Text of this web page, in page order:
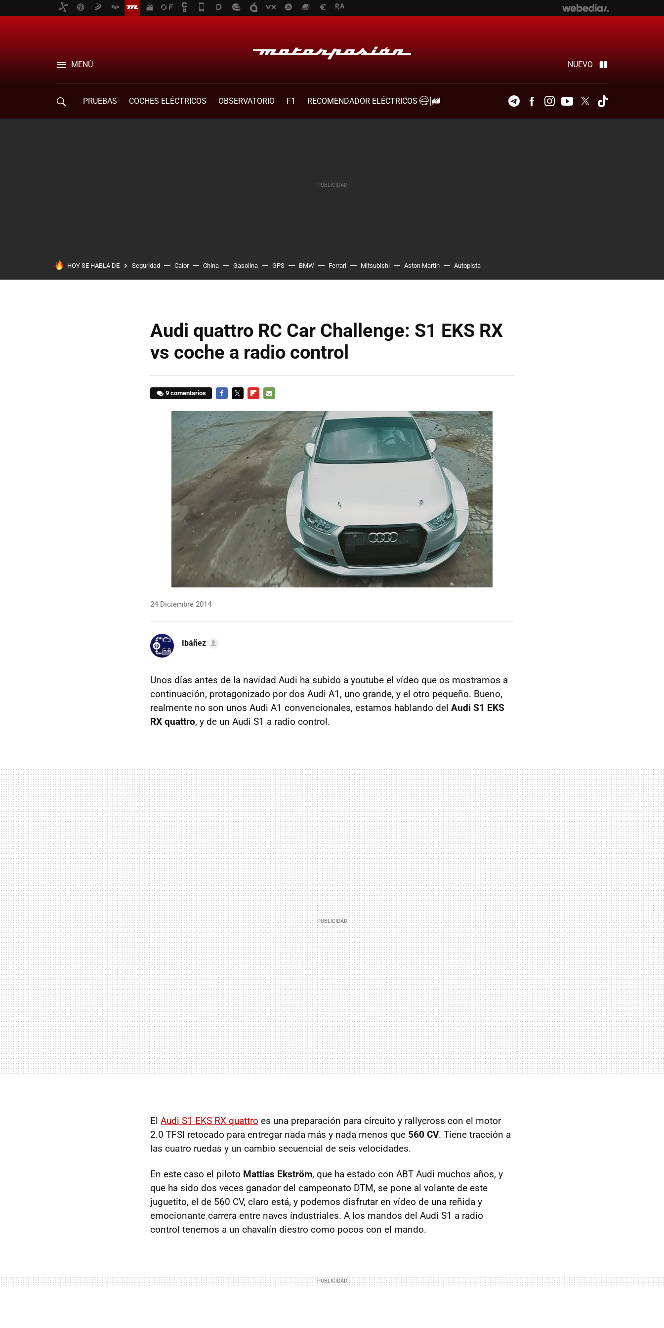
MENÚ NUEVO
PRUEBAS COCHES ELÉCTRICOS OBSERVATORIO F1
RECOMENDADOR ELÉCTRICOS
TelegramFacebookInstagramYoutubeTwitter
HOY SE HABLA DE Seguridad Calor China Gasolina GPS BMW Ferrari Mitsubishi Aston Martin Autopista
Audi quattro RC Car Challenge: S1 EKS RX
vs coche a radio control
9 comentarios
MAIL
24 Diciembre 2014
Ibáñez
Unos días antes de la navidad Audi ha subido a youtube el vídeo que os mostramos a
continuación, protagonizado por dos Audi A1, uno grande, y el otro pequeño. Bueno,
realmente no son unos Audi A1 convencionales, estamos hablando del Audi S1 EKS
RX quattro, y de un Audi S1 a radio control.
El Audi S1 EKS RX quattro es una preparación para circuito y rallycross con el motor
2.0 TFSI retocado para entregar nada más y nada menos que 560 CV. Tiene tracción a
las cuatro ruedas y un cambio secuencial de seis velocidades.
En este caso el piloto Mattias Ekström, que ha estado con ABT Audi muchos años, y
que ha sido dos veces ganador del campeonato DTM, se pone al volante de este
juguetito, el de 560 CV, claro está, y podemos disfrutar en vídeo de una reñida y
emocionante carrera entre naves industriales. A los mandos del Audi S1 a radio
control tenemos a un chavalín diestro como pocos con el mando.